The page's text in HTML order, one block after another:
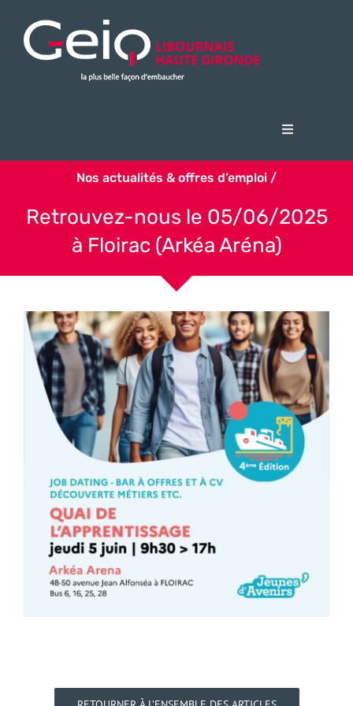
contenu
Navigation
bascule
Accueil
Le Geiq
Candidats
Entreprises
Nous contacter
Nos actualités & offres d’emploi /
Retrouvez-nous le 05/06/2025
à Floirac (Arkéa Aréna)